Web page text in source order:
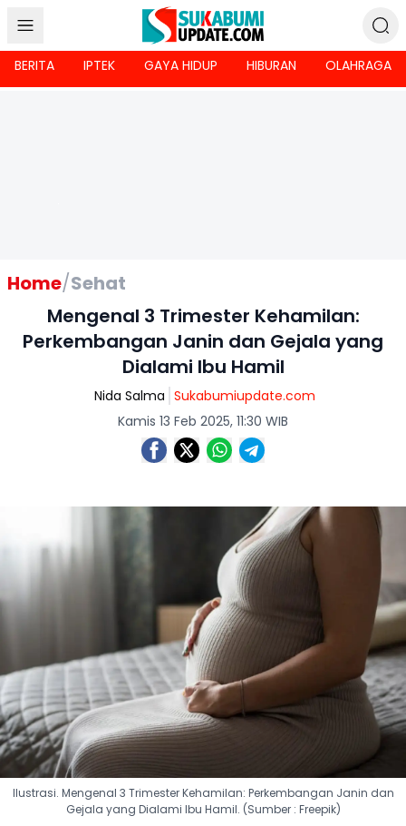
BERITA IPTEK GAYA HIDUP HIBURAN OLAHRAGA
Home/Sehat
Mengenal 3 Trimester Kehamilan:
Perkembangan Janin dan Gejala yang
Dialami Ibu Hamil
Nida Salma Sukabumiupdate.com
Kamis 13 Feb 2025, 11:30 WIB
Ilustrasi. Mengenal 3 Trimester Kehamilan: Perkembangan Janin dan
Gejala yang Dialami Ibu Hamil. (Sumber : Freepik)